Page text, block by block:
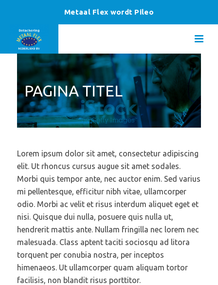
Metaal Flex wordt Pileo
PAGINA TITEL
Lorem ipsum dolor sit amet, consectetur adipiscing
elit. Ut rhoncus cursus augue sit amet sodales.
Morbi quis tempor ante, nec auctor enim. Sed varius
mi pellentesque, efficitur nibh vitae, ullamcorper
odio. Morbi ac velit et risus interdum aliquet eget et
nisi. Quisque dui nulla, posuere quis nulla ut,
hendrerit mattis ante. Nullam fringilla nec lorem nec
malesuada. Class aptent taciti sociosqu ad litora
torquent per conubia nostra, per inceptos
himenaeos. Ut ullamcorper quam aliquam tortor
facilisis, non blandit risus porttitor.